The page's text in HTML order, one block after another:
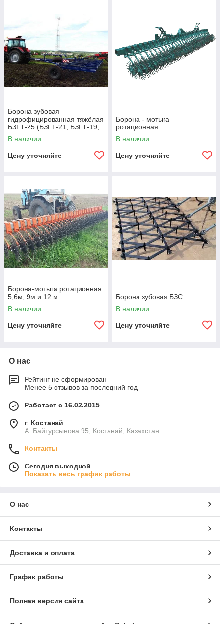
Борона зубовая
гидрофицированная тяжёлая
БЗГТ-25 (БЗГТ-21, БЗГТ-19,
БЗГТ-15) «ПОБЕДА»
В наличии
Цену уточняйте
Борона - мотыга
ротационная
В наличии
Цену уточняйте
Борона-мотыга ротационная
5,6м, 9м и 12 м
В наличии
Цену уточняйте
Борона зубовая БЗС
В наличии
Цену уточняйте
О нас
Рейтинг не сформирован
Менее 5 отзывов за последний год
Работает с 16.02.2015
г. Костанай
А. Байтурсынова 95, Костанай, Казахстан
Контакты
Сегодня выходной
Показать весь график работы
О нас
Контакты
Доставка и оплата
График работы
Полная версия сайта